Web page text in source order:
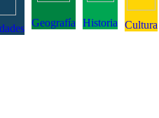
Geografía Historia Cultura